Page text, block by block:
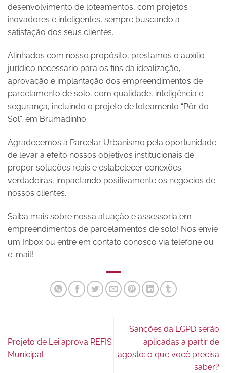
desenvolvimento de loteamentos, com projetos
inovadores e inteligentes, sempre buscando a
satisfação dos seus clientes.
Alinhados com nosso propósito, prestamos o auxílio
jurídico necessário para os fins da idealização,
aprovação e implantação dos empreendimentos de
parcelamento de solo, com qualidade, inteligência e
segurança, incluindo o projeto de loteamento “Pôr do
Sol”, em Brumadinho.
Agradecemos à Parcelar Urbanismo pela oportunidade
de levar a efeito nossos objetivos institucionais de
propor soluções reais e estabelecer conexões
verdadeiras, impactando positivamente os negócios de
nossos clientes.
Saiba mais sobre nossa atuação e assessoria em
empreendimentos de parcelamentos de solo! Nos envie
um Inbox ou entre em contato conosco via telefone ou
e-mail!
Projeto de Lei aprova REFIS
Municipal
Sanções da LGPD serão
aplicadas a partir de
agosto: o que você precisa
saber?